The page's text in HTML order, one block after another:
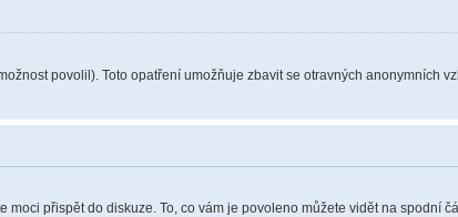
povolil). Toto opatření umožňuje zbavit se otravných anonymních
přispět do diskuze. To, co vám je povoleno můžete vidět na spodní